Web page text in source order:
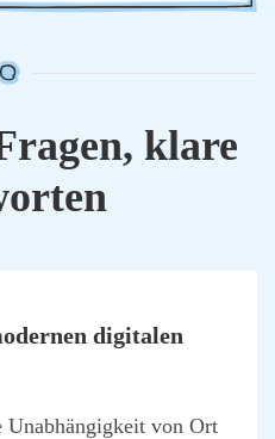
kla­re
digi­ta­len
Unab­hän­gig­keit von Ort